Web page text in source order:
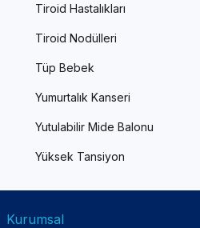
Tiroid Hastalıkları
Tiroid Nodülleri
Tüp Bebek
Yumurtalık Kanseri
Yutulabilir Mide Balonu
Yüksek Tansiyon
Kurumsal